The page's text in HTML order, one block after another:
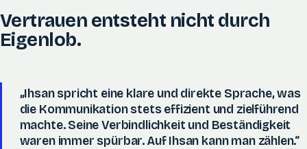
Vertrauen entsteht nicht durch
Eigenlob.
„Ihsan spricht eine klare und direkte Sprache, was
die Kommunikation stets effizient und zielführend
machte. Seine Verbindlichkeit und Beständigkeit
waren immer spürbar. Auf Ihsan kann man zählen.“